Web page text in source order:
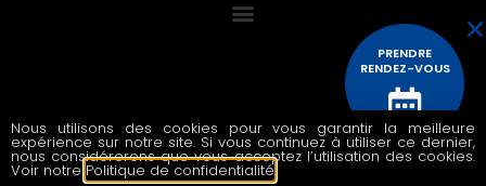
© 2020 All rights reserved
PRENDRE
RENDEZ-VOUS
CONTACTEZ
Nous utilisons des cookies pour vous garantir la meilleure
expérience sur notre site. Si vous continuez à utiliser ce dernier,
nous considérerons que vous acceptez l’utilisation des cookies.
Voir notre Politique de confidentialité